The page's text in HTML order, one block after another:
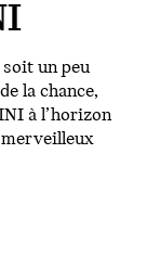
un peu
la chance,
à l’horizon